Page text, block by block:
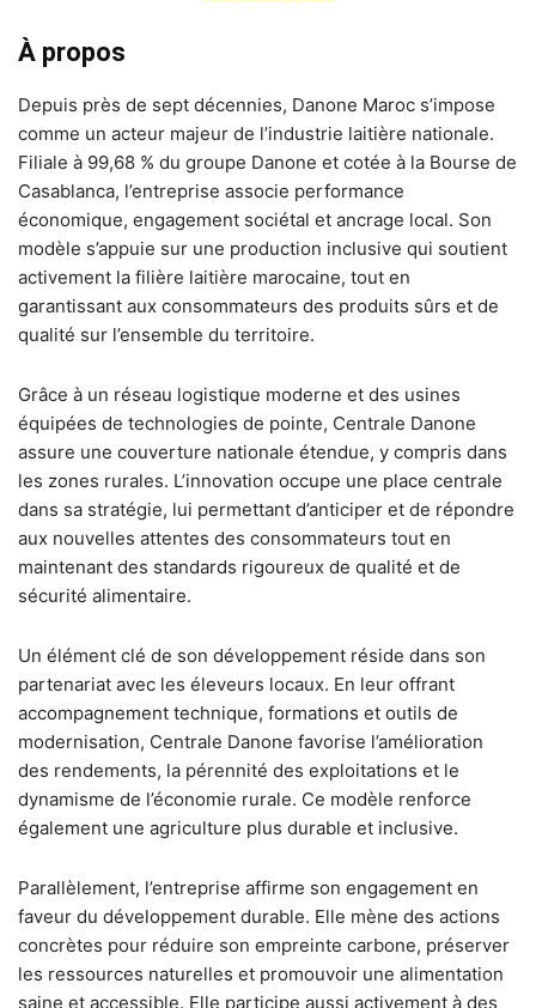
À propos
Depuis près de sept décennies, Danone Maroc s’impose
comme un acteur majeur de l’industrie laitière nationale.
Filiale à 99,68 % du groupe Danone et cotée à la Bourse de
Casablanca, l’entreprise associe performance
économique, engagement sociétal et ancrage local. Son
modèle s’appuie sur une production inclusive qui soutient
activement la filière laitière marocaine, tout en
garantissant aux consommateurs des produits sûrs et de
qualité sur l’ensemble du territoire.
Grâce à un réseau logistique moderne et des usines
équipées de technologies de pointe, Centrale Danone
assure une couverture nationale étendue, y compris dans
les zones rurales. L’innovation occupe une place centrale
dans sa stratégie, lui permettant d’anticiper et de répondre
aux nouvelles attentes des consommateurs tout en
maintenant des standards rigoureux de qualité et de
sécurité alimentaire.
Un élément clé de son développement réside dans son
partenariat avec les éleveurs locaux. En leur offrant
accompagnement technique, formations et outils de
modernisation, Centrale Danone favorise l’amélioration
des rendements, la pérennité des exploitations et le
dynamisme de l’économie rurale. Ce modèle renforce
également une agriculture plus durable et inclusive.
Parallèlement, l’entreprise affirme son engagement en
faveur du développement durable. Elle mène des actions
concrètes pour réduire son empreinte carbone, préserver
les ressources naturelles et promouvoir une alimentation
saine et accessible. Elle participe aussi activement à des